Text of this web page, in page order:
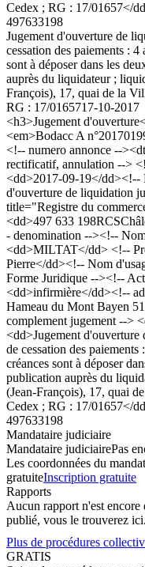
Cedex ; RG : 17/01657</
497633198
Jugement d'ouverture de
cessation des paiements :
sont à déposer dans les
auprès du liquidateur ;
François), 17, quai de la
RG : 17/0165717-10-2017
<h3>Jugement
<em>Bodacc A
<!-- numero annonce --
rectificatif, annulation -->
<dd>2017-09-19</
d'ouverture de liquidation
title="Registre du
<dd>497 633
- denomination --><!--
<dd>MILTAT</dd> <!--
Pierre</dd><!-- Nom
Forme Juridique --><!--
<dd>infirmière</dd><!--
Hameau du Mont Bayen
complement jugement -->
<dd>Jugement
de cessation des
créances sont à déposer
publication auprès du
(Jean-François), 17, quai
Cedex ; RG : 17/01657</
497633198
Mandataire judiciaire
Mandataire judiciairePas
Les coordonnées du
gratuiteInscription gratuite
Rapports
Aucun rapport n'est
publié, vous le trouverez ici.
Plus de procédures
GRATIS